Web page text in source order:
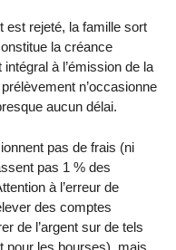
est rejeté, la famille sort
la créance
à l’émission de la
n’occasionne
aucun délai.
pas de frais (ni
pas 1 % des
à l’erreur de
des comptes
de l’argent sur de tels